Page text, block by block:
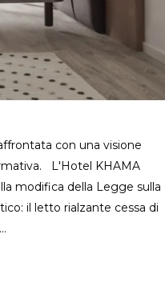
con una visione
L'Hotel KHAMA
modifica della Legge sulla
il letto rialzante cessa di